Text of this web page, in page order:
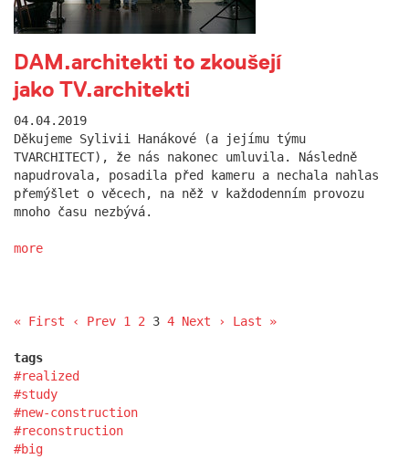
DAM.architekti to zkoušejí
jako TV.architekti
04.04.2019
Děkujeme Sylivii Hanákové (a jejímu týmu
TVARCHITECT), že nás nakonec umluvila. Následně
napudrovala, posadila před kameru a nechala nahlas
přemýšlet o věcech, na něž v každodenním provozu
mnoho času nezbývá.
more
« First ‹ Prev 1 2 3 4 Next › Last »
tags
realized
study
new-construction
reconstruction
big